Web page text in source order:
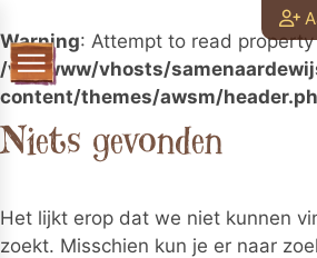
Warning: Attempt to read
/var/www/vhosts/
content/themes/awsm/
Niets gevonden
Het lijkt erop dat we niet kunnen
zoekt. Misschien kun je er naar